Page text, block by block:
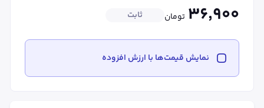
۳۶٬۹۰۰ تومان ثابت
نمایش قیمت‌ها با ارزش افزوده